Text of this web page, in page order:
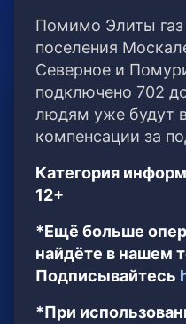
Помимо Элиты
поселения
Северное и
подключено 702
людям уже будут
компенсации за
Категория
12+
*Ещё больше
найдёте в нашем
Подписывайтесь
*При